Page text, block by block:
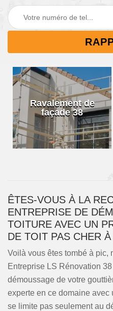
Ravalement de
façade 38
ÊTES-VOUS À LA
ENTREPRISE DE
TOITURE AVEC UN
DE TOIT PAS CHER
Voilà vous êtes tombé à pic,
Entreprise LS Rénovation
démoussage de votre
experte en ce domaine avec
se limite pas seulement au